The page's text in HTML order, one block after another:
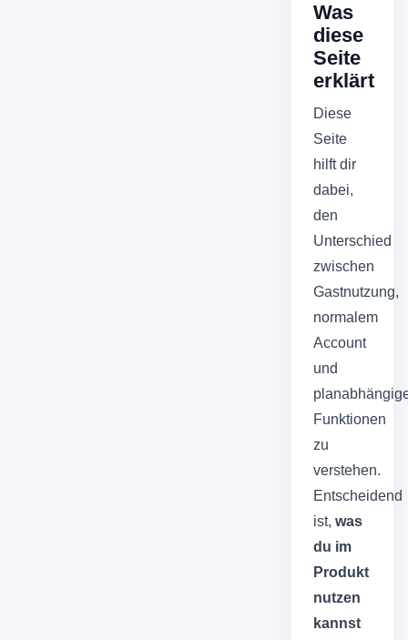
Was
diese
Seite
erklärt
Diese
Seite
hilft dir
dabei,
den
Unterschied
zwischen
Gastnutzung,
normalem
Account
und
Funktionen
zu
verstehen.
Entscheidend
ist, was
du im
Produkt
nutzen
kannst